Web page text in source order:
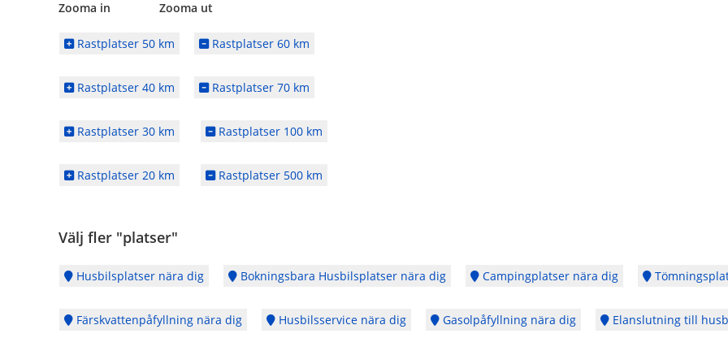
Zooma in Zooma ut
Rastplatser 50 km Rastplatser 60 km
Rastplatser 40 km Rastplatser 70 km
Rastplatser 30 km Rastplatser 100 km
Rastplatser 20 km Rastplatser 500 km
Välj fler "platser"
Husbilsplatser nära dig Bokningsbara Husbilsplatser nära dig Campingplatser nära dig
Färskvattenpåfyllning nära dig Husbilsservice nära dig Gasolpåfyllning nära dig Elanslutning till